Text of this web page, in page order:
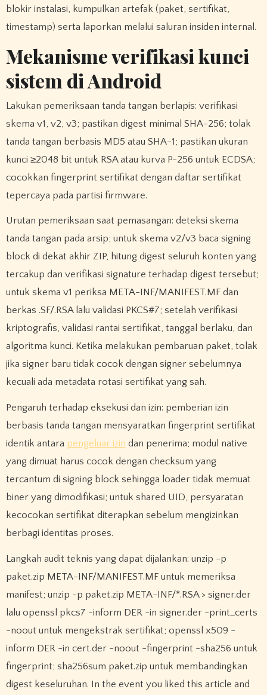
blokir instalasi, kumpulkan artefak (paket, sertifikat,
timestamp) serta laporkan melalui saluran insiden internal.
Mekanisme verifikasi kunci
sistem di Android
Lakukan pemeriksaan tanda tangan berlapis: verifikasi
skema v1, v2, v3; pastikan digest minimal SHA-256; tolak
tanda tangan berbasis MD5 atau SHA-1; pastikan ukuran
kunci ≥2048 bit untuk RSA atau kurva P-256 untuk ECDSA;
cocokkan fingerprint sertifikat dengan daftar sertifikat
tepercaya pada partisi firmware.
Urutan pemeriksaan saat pemasangan: deteksi skema
tanda tangan pada arsip; untuk skema v2/v3 baca signing
block di dekat akhir ZIP, hitung digest seluruh konten yang
tercakup dan verifikasi signature terhadap digest tersebut;
untuk skema v1 periksa META-INF/MANIFEST.MF dan
berkas .SF/.RSA lalu validasi PKCS#7; setelah verifikasi
kriptografis, validasi rantai sertifikat, tanggal berlaku, dan
algoritma kunci. Ketika melakukan pembaruan paket, tolak
jika signer baru tidak cocok dengan signer sebelumnya
kecuali ada metadata rotasi sertifikat yang sah.
Pengaruh terhadap eksekusi dan izin: pemberian izin
berbasis tanda tangan mensyaratkan fingerprint sertifikat
identik antara pengeluar izin dan penerima; modul native
yang dimuat harus cocok dengan checksum yang
tercantum di signing block sehingga loader tidak memuat
biner yang dimodifikasi; untuk shared UID, persyaratan
kecocokan sertifikat diterapkan sebelum mengizinkan
berbagi identitas proses.
Langkah audit teknis yang dapat dijalankan: unzip -p
paket.zip META-INF/MANIFEST.MF untuk memeriksa
manifest; unzip -p paket.zip META-INF/*.RSA > signer.der
lalu openssl pkcs7 -inform DER -in signer.der -print_certs
-noout untuk mengekstrak sertifikat; openssl x509 -
inform DER -in cert.der -noout -fingerprint -sha256 untuk
fingerprint; sha256sum paket.zip untuk membandingkan
digest keseluruhan. In the event you liked this article and